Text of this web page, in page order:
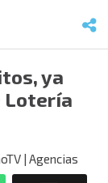
ya
Lotería
| Agencias